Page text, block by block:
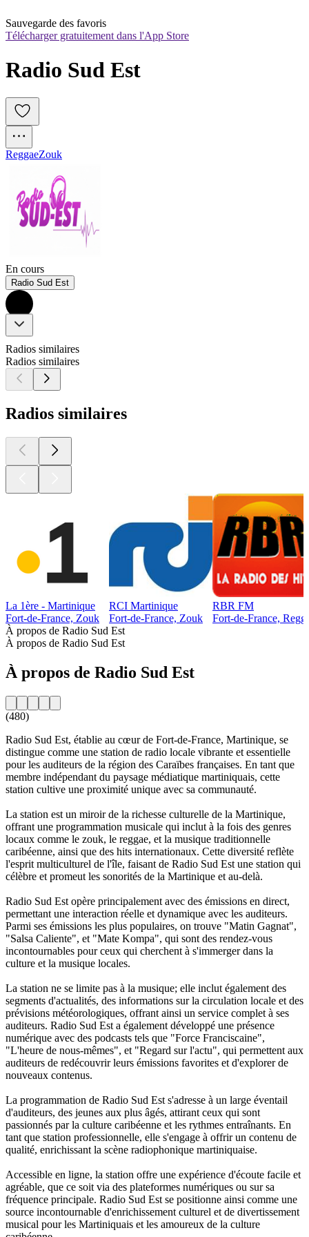
Sauvegarde des favoris
Télécharger gratuitement dans l'App Store
Radio Sud Est
ReggaeZouk
En cours
Radio Sud Est
Radios similaires
Radios similaires
Radios similaires
La 1ère - Martinique
Fort-de-France, Zouk
RCI Martinique
Fort-de-France, Zouk
RBR FM
Fort-de-France,
À propos de Radio Sud Est
À propos de Radio Sud Est
À propos de Radio Sud Est
(480)
Radio Sud Est, établie au cœur de Fort-de-France, Martinique, se
distingue comme une station de radio locale vibrante et essentielle
pour les auditeurs de la région des Caraïbes françaises. En tant que
membre indépendant du paysage médiatique martiniquais, cette
station cultive une proximité unique avec sa communauté.
La station est un miroir de la richesse culturelle de la Martinique,
offrant une programmation musicale qui inclut à la fois des genres
locaux comme le zouk, le reggae, et la musique traditionnelle
caribéenne, ainsi que des hits internationaux. Cette diversité reflète
l'esprit multiculturel de l'île, faisant de Radio Sud Est une station qui
célèbre et promeut les sonorités de la Martinique et au-delà.
Radio Sud Est opère principalement avec des émissions en direct,
permettant une interaction réelle et dynamique avec les auditeurs.
Parmi ses émissions les plus populaires, on trouve "Matin Gagnat",
"Salsa Caliente", et "Mate Kompa", qui sont des rendez-vous
incontournables pour ceux qui cherchent à s'immerger dans la
culture et la musique locales.
La station ne se limite pas à la musique; elle inclut également des
segments d'actualités, des informations sur la circulation locale et des
prévisions météorologiques, offrant ainsi un service complet à ses
auditeurs. Radio Sud Est a également développé une présence
numérique avec des podcasts tels que "Force Franciscaine",
"L'heure de nous-mêmes", et "Regard sur l'actu", qui permettent aux
auditeurs de redécouvrir leurs émissions favorites et d'explorer de
nouveaux contenus.
La programmation de Radio Sud Est s'adresse à un large éventail
d'auditeurs, des jeunes aux plus âgés, attirant ceux qui sont
passionnés par la culture caribéenne et les rythmes entraînants. En
tant que station professionnelle, elle s'engage à offrir un contenu de
qualité, enrichissant la scène radiophonique martiniquaise.
Accessible en ligne, la station offre une expérience d'écoute facile et
agréable, que ce soit via des plateformes numériques ou sur sa
fréquence principale. Radio Sud Est se positionne ainsi comme une
source incontournable d'enrichissement culturel et de divertissement
musical pour les Martiniquais et les amoureux de la culture